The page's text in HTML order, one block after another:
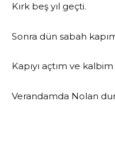
Kırk beş yıl geçti.
Sonra dün sabah
Kapıyı açtım ve
Verandamda Nolan